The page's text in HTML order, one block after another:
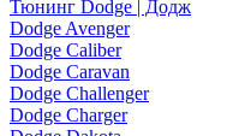
Тюнинг Dodge | Додж
Dodge Avenger
Dodge Caliber
Dodge Caravan
Dodge Challenger
Dodge Charger